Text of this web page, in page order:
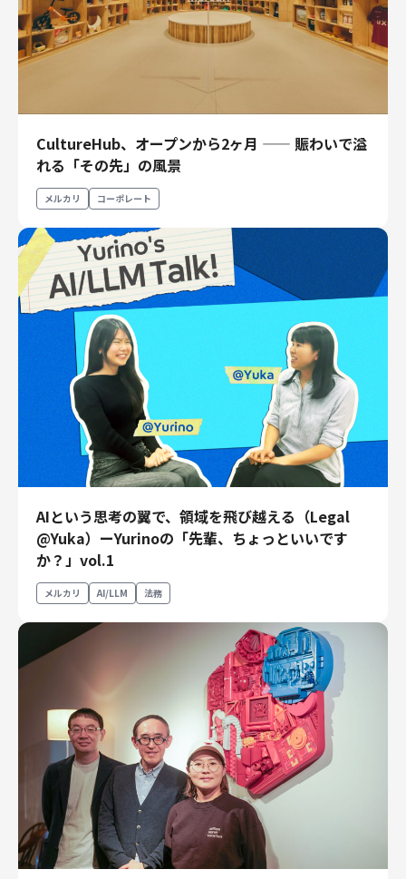
CultureHub、オープンから2ヶ月 —— 賑わいで溢
れる「その先」の風景
メルカリ コーポレート
AIという思考の翼で、領域を飛び越える（Legal
@Yuka）ーYurinoの「先輩、ちょっといいです
か？」vol.1
メルカリ AI/LLM 法務